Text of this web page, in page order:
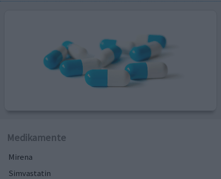
Medikamente
Mirena
Simvastatin